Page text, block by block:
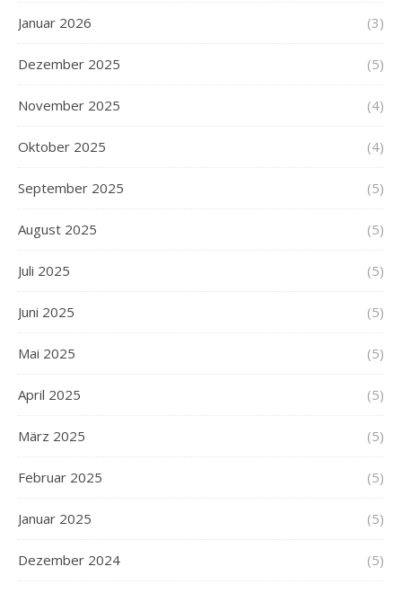
Januar 2026 (3)
Dezember 2025 (5)
November 2025 (4)
Oktober 2025 (4)
September 2025 (5)
August 2025 (5)
Juli 2025 (5)
Juni 2025 (5)
Mai 2025 (5)
April 2025 (5)
März 2025 (5)
Februar 2025 (5)
Januar 2025 (5)
Dezember 2024 (5)